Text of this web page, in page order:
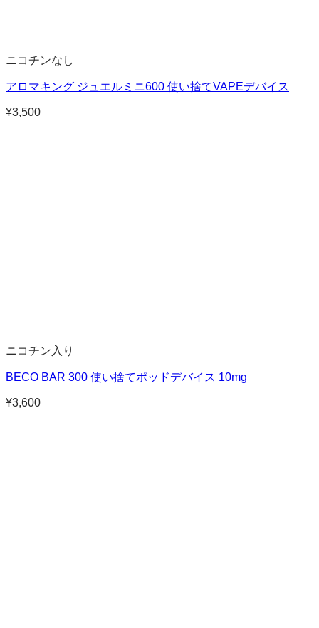
ニコチンなし
アロマキング ジュエルミニ600 使い捨てVAPEデバイス
¥3,500
ニコチン入り
BECO BAR 300 使い捨てポッドデバイス 10mg
¥3,600